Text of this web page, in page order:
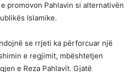
promovon Pahlavin si alternativën
Islamike.
se rrjeti ka përforcuar një
e regjimit, mbështetjen
e Reza Pahlavit. Gjatë